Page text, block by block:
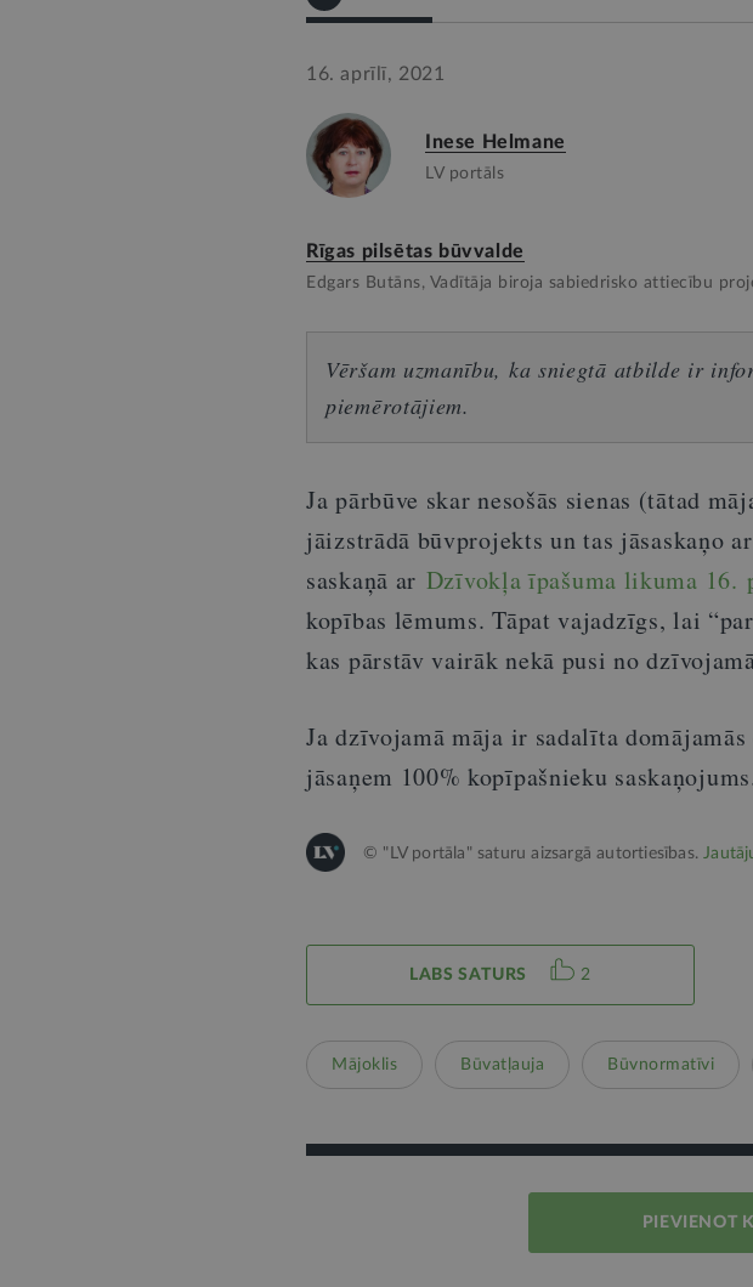
16. aprīlī, 2021
Inese Helmane
LV portāls
Rīgas pilsētas būvvalde
Edgars Butāns, Vadītāja biroja sabiedrisko attiecību
Vēršam uzmanību, ka sniegtā atbilde ir
piemērotājiem.
Ja pārbūve skar nesošās sienas (tātad
jāizstrādā būvprojekts un tas jāsaskaņo
saskaņā ar Dzīvokļa īpašuma likuma 16.
kopības lēmums. Tāpat vajadzīgs, lai
kas pārstāv vairāk nekā pusi no
Ja dzīvojamā māja ir sadalīta
jāsaņem 100% kopīpašnieku
© "LV portāla" saturu aizsargā autortiesības.
LABS SATURS 2
Mājoklis Būvatļauja Būvnormatīvi
PIEVIENOT